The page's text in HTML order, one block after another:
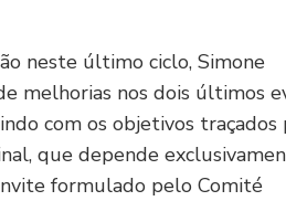
neste último ciclo, Simone
melhorias nos dois últimos
com os objetivos traçados
que depende
formulado pelo Comité